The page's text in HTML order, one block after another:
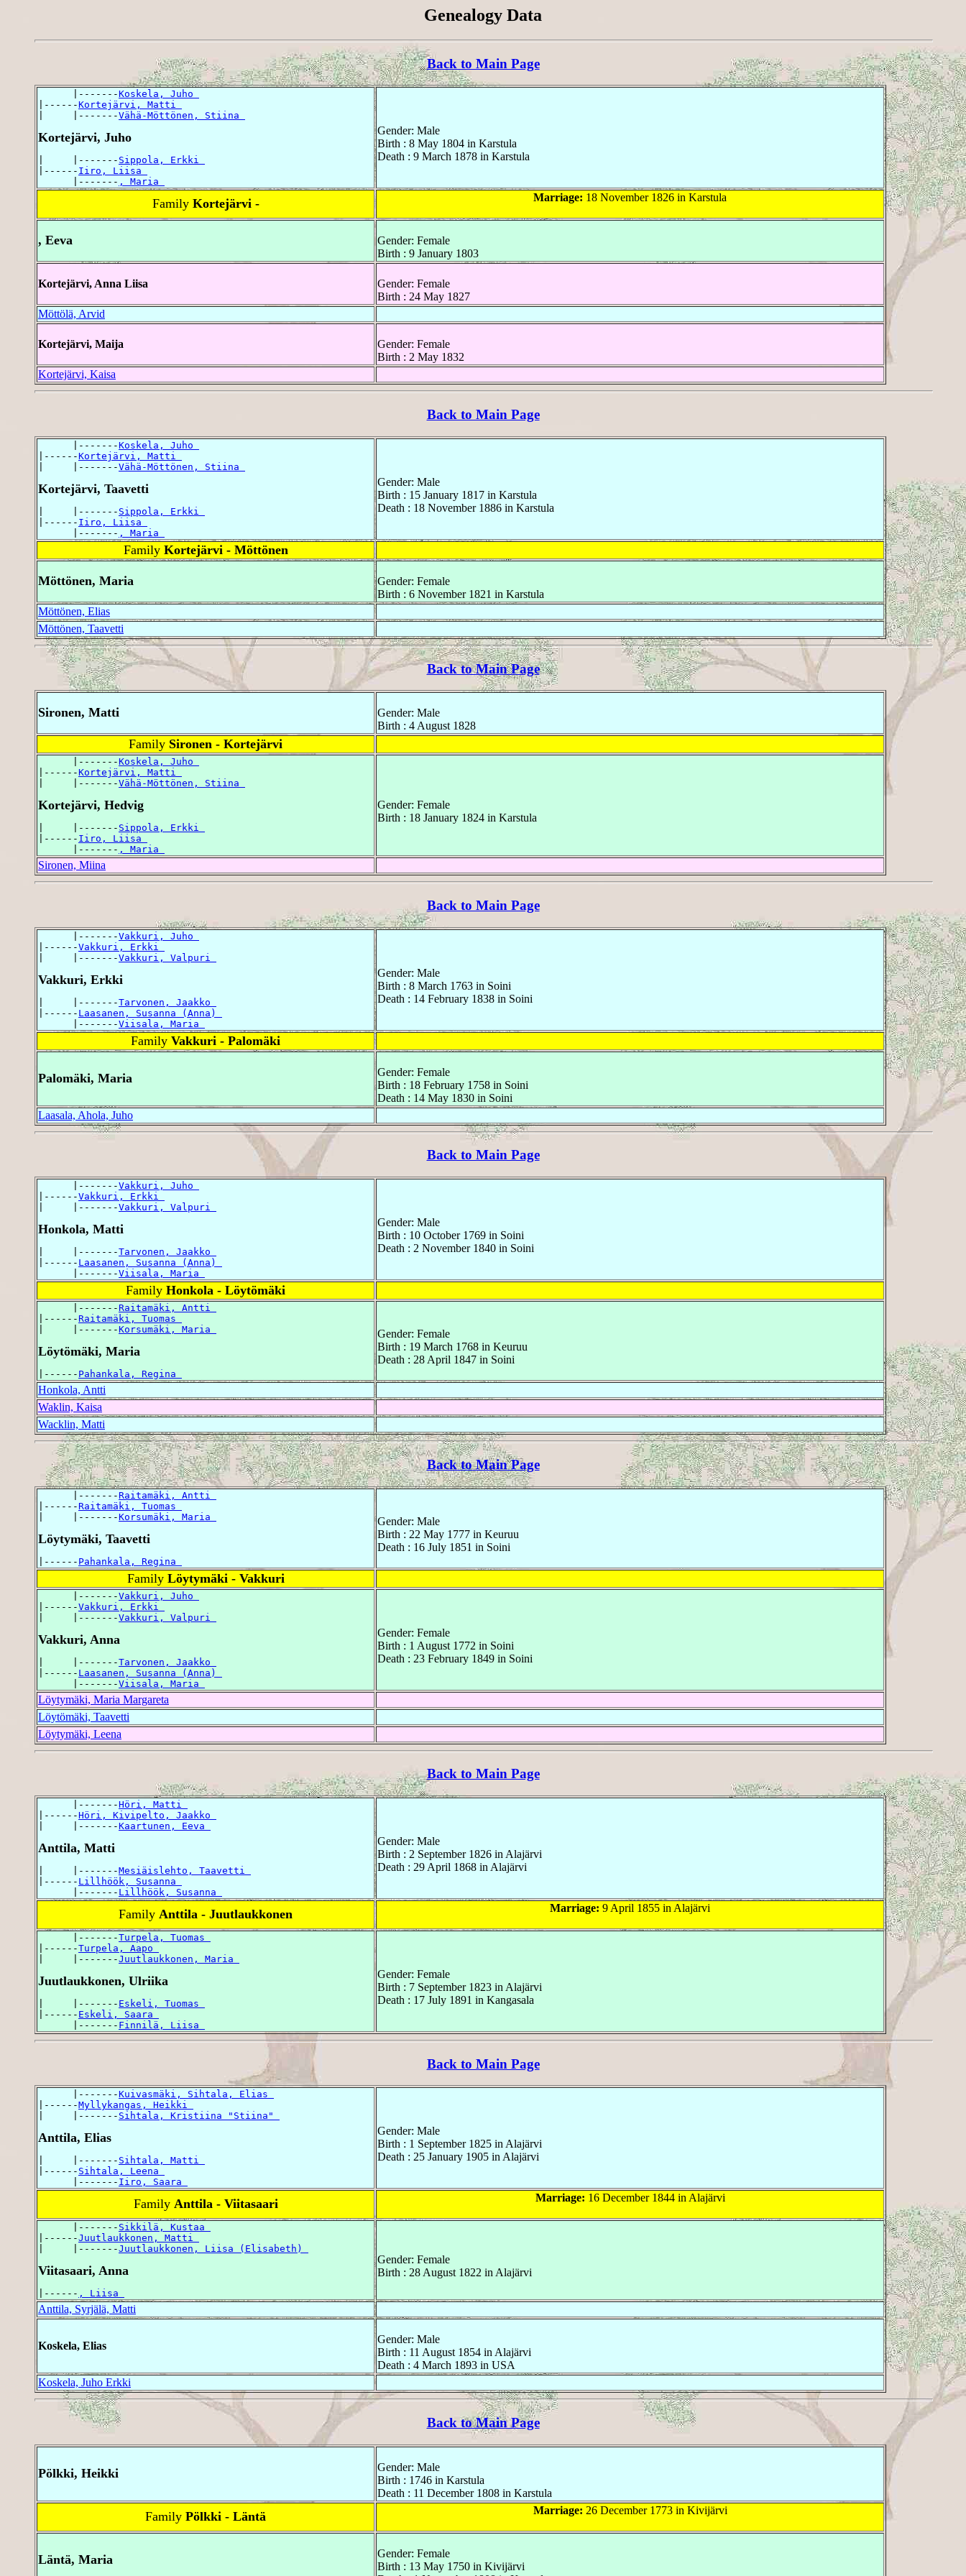
Genealogy Data
Back to Main Page
      |-------
Koskela, Juho
|------Kortejärvi, Matti
|     |-------Vähä-Möttönen, Stiina
Kortejärvi, Juho
|     |------- Sippola, Erkki
|------ Iiro, Liisa
      |-------
, Maria
Gender: Male
Birth : 8 May 1804 in Karstula
Death : 9 March 1878 in Karstula
Family Kortejärvi - Marriage: 18 November 1826 in Karstula
, Eeva
Gender: Female
Birth : 9 January 1803
Kortejärvi, Anna Liisa
Gender: Female
Birth : 24 May 1827
Möttölä, Arvid
Kortejärvi, Maija
Gender: Female
Birth : 2 May 1832
Kortejärvi, Kaisa
Back to Main Page
      |-------
Koskela, Juho
|------Kortejärvi, Matti
|     |-------Vähä-Möttönen, Stiina
Kortejärvi, Taavetti
|     |------- Sippola, Erkki
|------ Iiro, Liisa
      |-------
, Maria
Gender: Male
Birth : 15 January 1817 in Karstula
Death : 18 November 1886 in Karstula
Family Kortejärvi - Möttönen
Möttönen, Maria
Gender: Female
Birth : 6 November 1821 in Karstula
Möttönen, Elias
Möttönen, Taavetti
Back to Main Page
Sironen, Matti
Gender: Male
Birth : 4 August 1828
Family Sironen - Kortejärvi
      |-------
Koskela, Juho
|------Kortejärvi, Matti
|     |-------Vähä-Möttönen, Stiina
Kortejärvi, Hedvig
|     |------- Sippola, Erkki
|------ Iiro, Liisa
      |-------
, Maria
Gender: Female
Birth : 18 January 1824 in Karstula
Sironen, Miina
Back to Main Page
      |-------
Vakkuri, Juho
|------Vakkuri, Erkki
|     |-------Vakkuri, Valpuri
Vakkuri, Erkki
|     |-------Tarvonen, Jaakko
|------ Laasanen, Susanna (Anna)
      |-------
Viisala, Maria
Gender: Male
Birth : 8 March 1763 in Soini
Death : 14 February 1838 in Soini
Family Vakkuri - Palomäki
Palomäki, Maria
Gender: Female
Birth : 18 February 1758 in Soini
Death : 14 May 1830 in Soini
Laasala, Ahola, Juho
Back to Main Page
      |-------
Vakkuri, Juho
|------Vakkuri, Erkki
|     |-------Vakkuri, Valpuri
Honkola, Matti
|     |-------Tarvonen, Jaakko
|------ Laasanen, Susanna (Anna)
      |-------
Viisala, Maria
Gender: Male
Birth : 10 October 1769 in Soini
Death : 2 November 1840 in Soini
Family Honkola - Löytömäki
      |-------
Raitamäki, Antti
|------Raitamäki, Tuomas
|     |-------Korsumäki, Maria
Löytömäki, Maria
|------ Pahankala, Regina
Gender: Female
Birth : 19 March 1768 in Keuruu
Death : 28 April 1847 in Soini
Honkola, Antti
Waklin, Kaisa
Wacklin, Matti
Back to Main Page
      |-------
Raitamäki, Antti
|------Raitamäki, Tuomas
|     |-------Korsumäki, Maria
Löytymäki, Taavetti
|------ Pahankala, Regina
Gender: Male
Birth : 22 May 1777 in Keuruu
Death : 16 July 1851 in Soini
Family Löytymäki - Vakkuri
      |-------
Vakkuri, Juho
|------Vakkuri, Erkki
|     |-------Vakkuri, Valpuri
Vakkuri, Anna
|     |-------Tarvonen, Jaakko
|------ Laasanen, Susanna (Anna)
      |-------
Viisala, Maria
Gender: Female
Birth : 1 August 1772 in Soini
Death : 23 February 1849 in Soini
Löytymäki, Maria Margareta
Löytömäki, Taavetti
Löytymäki, Leena
Back to Main Page
      |-------
Höri, Matti
|------Höri, Kivipelto, Jaakko
|     |-------Kaartunen, Eeva
Anttila, Matti
|     |-------Mesiäislehto, Taavetti
|------ Lillhöök, Susanna
      |-------
Lillhöök, Susanna
Gender: Male
Birth : 2 September 1826 in Alajärvi
Death : 29 April 1868 in Alajärvi
Family Anttila - Juutlaukkonen Marriage: 9 April 1855 in Alajärvi
      |-------
Turpela, Tuomas
|------Turpela, Aapo
|     |-------Juutlaukkonen, Maria
Juutlaukkonen, Ulriika
|     |------- Eskeli, Tuomas
|------ Eskeli, Saara
      |-------
Finnilä, Liisa
Gender: Female
Birth : 7 September 1823 in Alajärvi
Death : 17 July 1891 in Kangasala
Back to Main Page
      |-------
Kuivasmäki, Sihtala, Elias
|------Myllykangas, Heikki
|     |------- Sihtala, Kristiina "Stiina"
Anttila, Elias
|     |------- Sihtala, Matti
|------ Sihtala, Leena
      |-------
Iiro, Saara
Gender: Male
Birth : 1 September 1825 in Alajärvi
Death : 25 January 1905 in Alajärvi
Family Anttila - Viitasaari Marriage: 16 December 1844 in Alajärvi
      |-------
Sikkilä, Kustaa
|------Juutlaukkonen, Matti
|     |-------Juutlaukkonen, Liisa (Elisabeth)
Viitasaari, Anna
|------ , Liisa
Gender: Female
Birth : 28 August 1822 in Alajärvi
Anttila, Syrjälä, Matti
Koskela, Elias
Gender: Male
Birth : 11 August 1854 in Alajärvi
Death : 4 March 1893 in USA
Koskela, Juho Erkki
Back to Main Page
Pölkki, Heikki
Gender: Male
Birth : 1746 in Karstula
Death : 11 December 1808 in Karstula
Family Pölkki - Läntä Marriage: 26 December 1773 in Kivijärvi
Läntä, Maria
Gender: Female
Birth : 13 May 1750 in Kivijärvi